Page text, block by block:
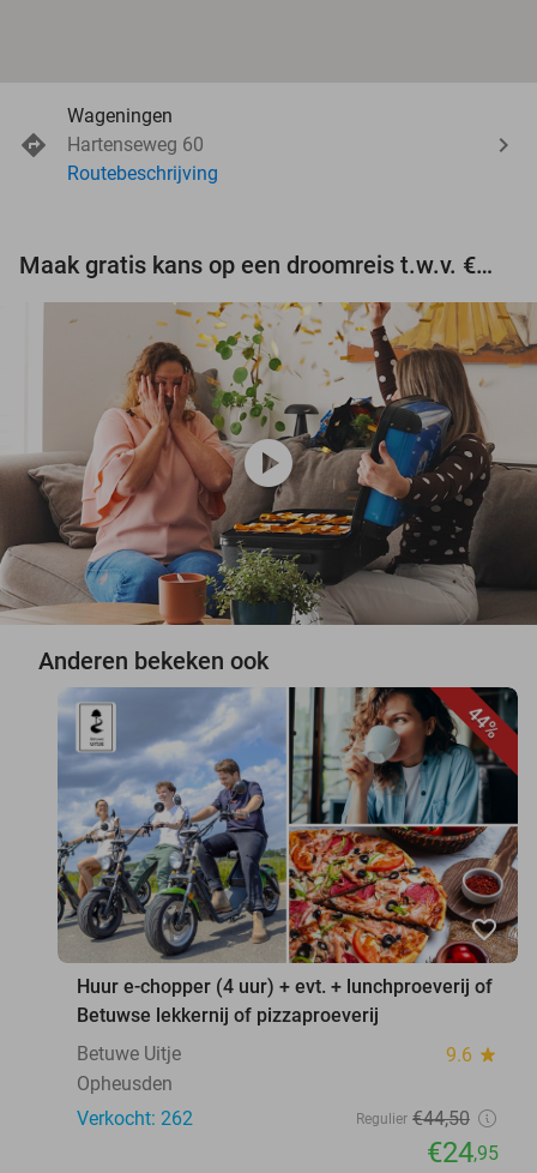
Wageningen
Hartenseweg 60
Routebeschrijving
Maak gratis kans op een droomreis t.w.v. €3.000!
play_circle
Anderen bekeken ook
44%
favorite_border
Huur e-chopper (4 uur) + evt. + lunchproeverij of
Betuwse lekkernij of pizzaproeverij
Betuwe Uitje
9.6 star
Opheusden
Verkocht: 262
Regulier €44,50
€24,95